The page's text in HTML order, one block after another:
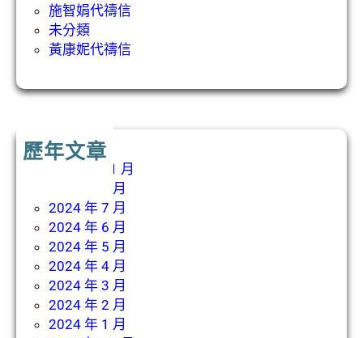
施智娟代禱信
未分類
黃康妮代禱信
歷年文章
2024 年 11 月
2024 年 8 月
2024 年 7 月
2024 年 6 月
2024 年 5 月
2024 年 4 月
2024 年 3 月
2024 年 2 月
2024 年 1 月